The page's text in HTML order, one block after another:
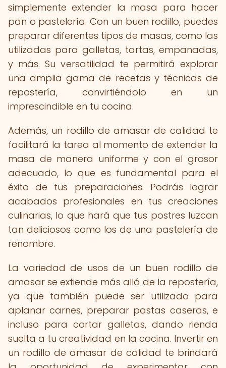
simplemente extender la masa para hacer
pan o pastelería. Con un buen rodillo, puedes
preparar diferentes tipos de masas, como las
utilizadas para galletas, tartas, empanadas,
y más. Su versatilidad te permitirá explorar
una amplia gama de recetas y técnicas de
repostería, convirtiéndolo en un
imprescindible en tu cocina.
Además, un rodillo de amasar de calidad te
facilitará la tarea al momento de extender la
masa de manera uniforme y con el grosor
adecuado, lo que es fundamental para el
éxito de tus preparaciones. Podrás lograr
acabados profesionales en tus creaciones
culinarias, lo que hará que tus postres luzcan
tan deliciosos como los de una pastelería de
renombre.
La variedad de usos de un buen rodillo de
amasar se extiende más allá de la repostería,
ya que también puede ser utilizado para
aplanar carnes, preparar pastas caseras, e
incluso para cortar galletas, dando rienda
suelta a tu creatividad en la cocina. Invertir en
un rodillo de amasar de calidad te brindará